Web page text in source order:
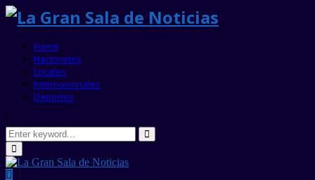
Home
Nacionales
Locales
Internacionales
Deportes
Search
for:
Search
Primary
Menu